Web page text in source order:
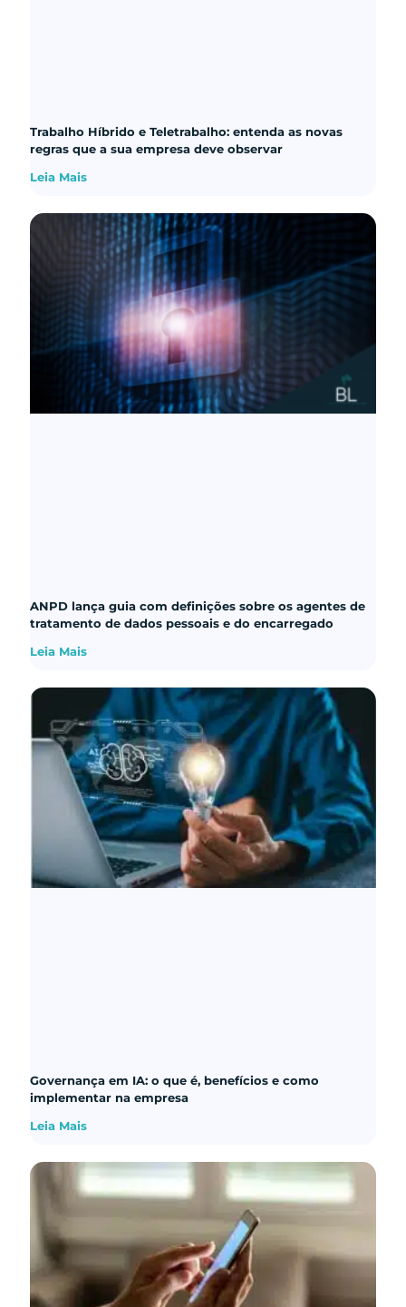
Trabalho Híbrido e Teletrabalho: entenda as novas
regras que a sua empresa deve observar
Leia Mais
ANPD lança guia com definições sobre os agentes de
tratamento de dados pessoais e do encarregado
Leia Mais
Governança em IA: o que é, benefícios e como
implementar na empresa
Leia Mais